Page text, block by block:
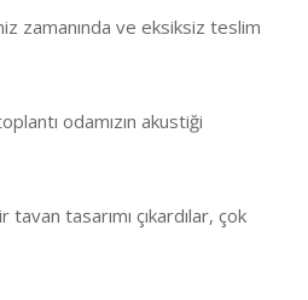
zamanında ve eksiksiz teslim
odamızın akustiği
tasarımı çıkardılar, çok